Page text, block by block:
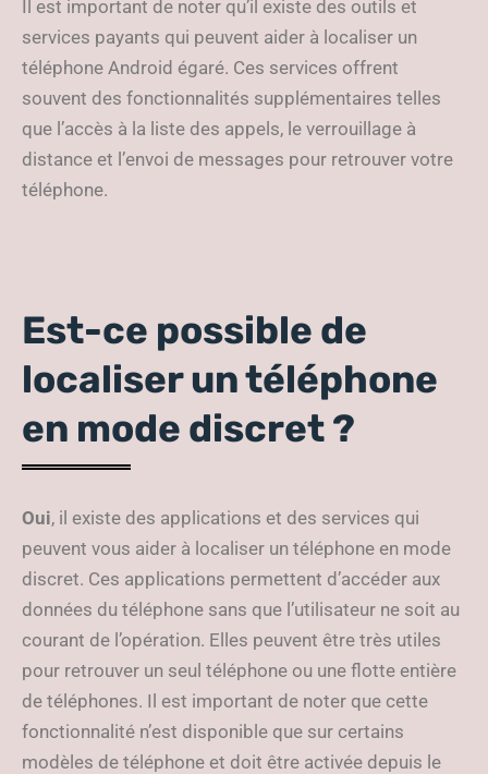
Il est important de noter qu’il existe des outils et
services payants qui peuvent aider à localiser un
téléphone Android égaré. Ces services offrent
souvent des fonctionnalités supplémentaires telles
que l’accès à la liste des appels, le verrouillage à
distance et l’envoi de messages pour retrouver votre
téléphone.
Est-ce possible de
localiser un téléphone
en mode discret ?
Oui, il existe des applications et des services qui
peuvent vous aider à localiser un téléphone en mode
discret. Ces applications permettent d’accéder aux
données du téléphone sans que l’utilisateur ne soit au
courant de l’opération. Elles peuvent être très utiles
pour retrouver un seul téléphone ou une flotte entière
de téléphones. Il est important de noter que cette
fonctionnalité n’est disponible que sur certains
modèles de téléphone et doit être activée depuis le